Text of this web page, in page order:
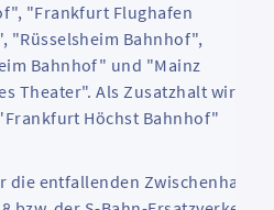
"Frankfurt Flughafen
"Rüsselsheim Bahnhof",
Bahnhof" und "Mainz
Theater". Als Zusatzhalt wird
Höchst Bahnhof"
entfallenden Zwischenhalte